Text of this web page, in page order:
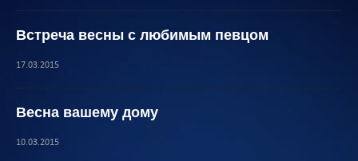
Встреча весны с любимым певцом
17.03.2015
Весна вашему дому
10.03.2015